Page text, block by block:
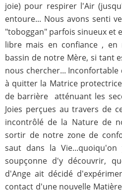
joie) pour respirer l'Air
entoure... Nous avons senti
"toboggan" parfois sinueux et
libre mais en confiance , en
bassin de notre Mère, si tant
nous chercher...
à quitter la Matrice
de barrière atténuant les
Joies perçues au travers de
incontrôlé de la Nature de
sortir de notre zone de
saut dans la
soupçonne d'y découvrir,
d'Ange ait décidé
contact d'une nouvelle